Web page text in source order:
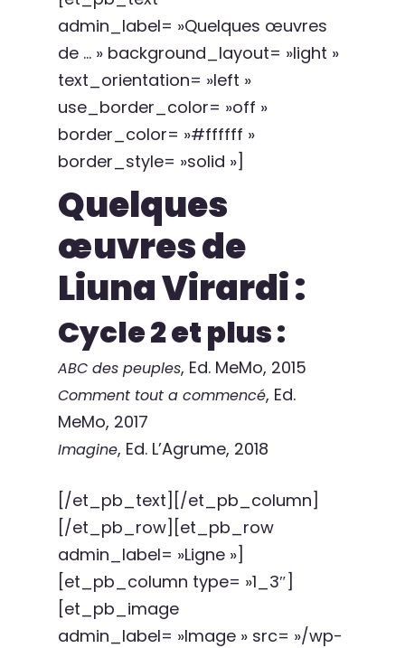
admin_label= »Quelques œuvres
de … » background_layout= »light »
text_orientation= »left »
use_border_color= »off »
border_color= »#ffffff »
border_style= »solid »]
Quelques
œuvres de
Liuna Virardi :
Cycle 2 et plus :
ABC des peuples, Ed. MeMo, 2015
Comment tout a commencé, Ed.
MeMo, 2017
Imagine, Ed. L’Agrume, 2018
[/et_pb_text][/et_pb_column]
[/et_pb_row][et_pb_row
admin_label= »Ligne »]
[et_pb_column type= »1_3″]
[et_pb_image
admin_label= »Image » src= »/wp-